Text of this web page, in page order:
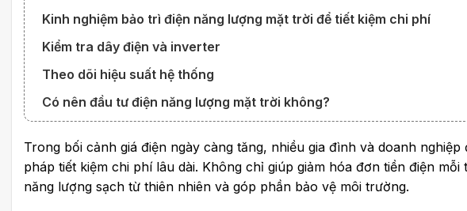
Kinh nghiệm bảo trì điện năng lượng mặt trời để tiết kiệm chi phí
Kiểm tra dây điện và inverter
Theo dõi hiệu suất hệ thống
Có nên đầu tư điện năng lượng mặt trời không?
Trong bối cảnh giá điện ngày càng tăng, nhiều gia đình và doanh nghiệp
pháp tiết kiệm chi phí lâu dài. Không chỉ giúp giảm hóa đơn tiền điện
năng lượng sạch từ thiên nhiên và góp phần bảo vệ môi trường.